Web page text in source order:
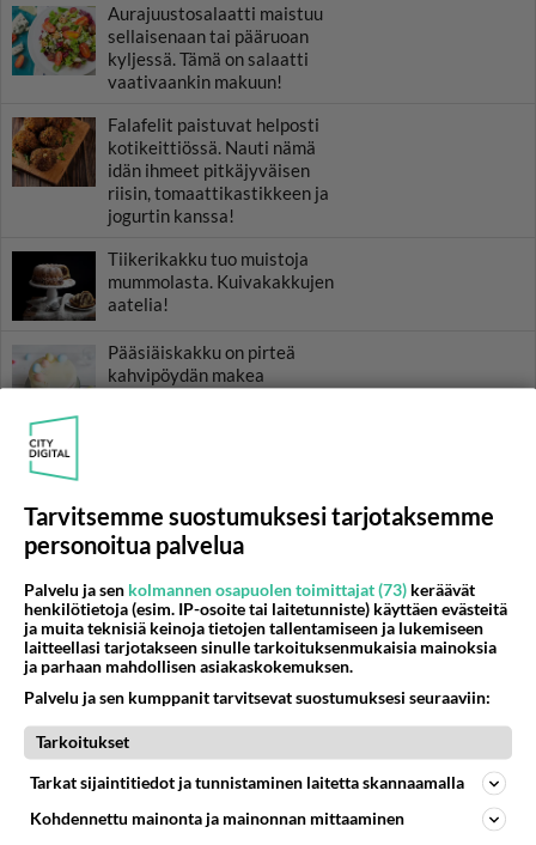
Aurajuustosalaatti maistuu
sellaisenaan tai pääruoan
kyljessä. Tämä on salaatti
vaativaankin makuun!
Falafelit paistuvat helposti
kotikeittiössä. Nauti nämä
idän ihmeet pitkäjyväisen
riisin, tomaattikastikkeen ja
jogurtin kanssa!
Tiikerikakku tuo muistoja
mummolasta. Kuivakakkujen
aatelia!
Pääsiäiskakku on pirteä
kahvipöydän makea
aamujen aamupala. Tai
pyöräytä sarvet iltapalaksi.
Maku on aina nam!
HOROSKOOPPI
8.8.2026
Tarvitsemme suostumuksesi tarjotaksemme
personoitua palvelua
Palvelu ja sen kolmannen osapuolen toimittajat (73) keräävät
henkilötietoja (esim. IP-osoite tai laitetunniste) käyttäen evästeitä
ja muita teknisiä keinoja tietojen tallentamiseen ja lukemiseen
laitteellasi tarjotakseen sinulle tarkoituksenmukaisia mainoksia
ja parhaan mahdollisen asiakaskokemuksen.
Palvelu ja sen kumppanit tarvitsevat suostumuksesi seuraaviin:
Tarkoitukset
Tarkat sijaintitiedot ja tunnistaminen laitetta skannaamalla
Kohdennettu mainonta ja mainonnan mittaaminen